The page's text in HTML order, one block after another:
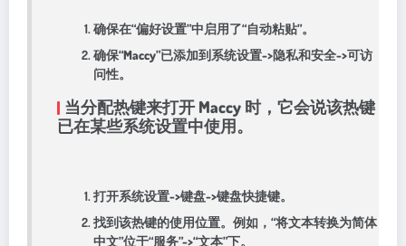
确保在“偏好设置”中启用了“自动粘贴”。
确保“Maccy”已添加到系统设置->隐私和安全->可访
问性。
当分配热键来打开 Maccy 时，它会说该热键
已在某些系统设置中使用。
打开系统设置->键盘->键盘快捷键。
找到该热键的使用位置。例如，“将文本转换为简体
中文”位于“服务”->“文本”下。